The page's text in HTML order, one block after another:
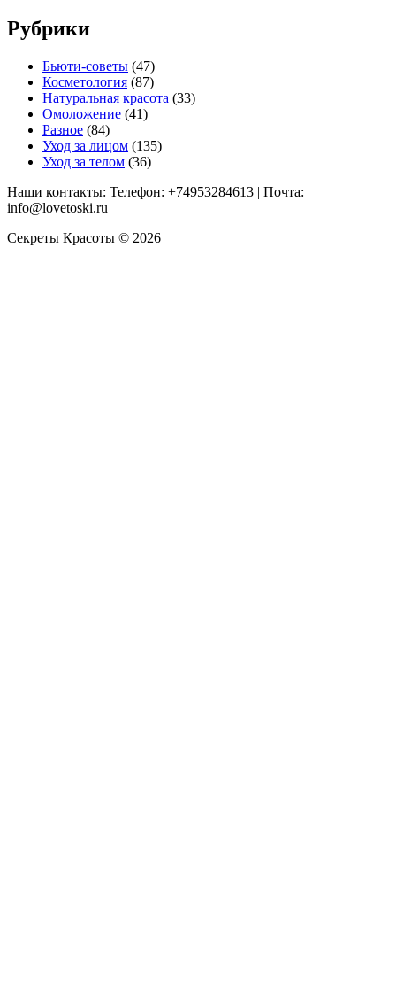
Рубрики
Бьюти-советы (47)
Косметология (87)
Натуральная красота (33)
Омоложение (41)
Разное (84)
Уход за лицом (135)
Уход за телом (36)
Наши контакты: Телефон: +74953284613 | Почта:
info@lovetoski.ru
Секреты Красоты © 2026